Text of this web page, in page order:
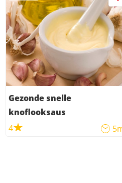
Gezonde snelle
knoflooksaus
4